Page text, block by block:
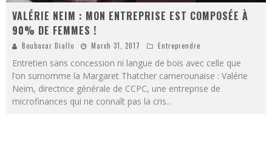
VALÉRIE NEIM : MON ENTREPRISE EST COMPOSÉE À
90% DE FEMMES !
Boubacar Diallo March 31, 2017 Entreprendre
Entretien sans concession ni langue de bois avec celle que
l’on surnomme la Margaret Thatcher camerounaise : Valérie
Neim, directrice générale de CCPC, une entreprise de
microfinances qui ne connaît pas la cris...